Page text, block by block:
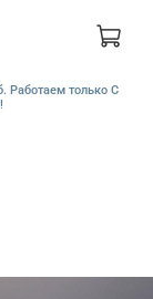
Работаем только С